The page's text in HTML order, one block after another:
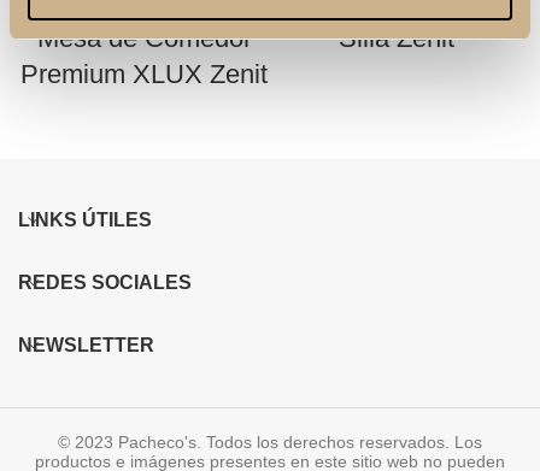
Mesa de Comedor
Premium XLUX Zenit
Silla Zenit
LINKS ÚTILES
REDES SOCIALES
NEWSLETTER
© 2023 Pacheco's. Todos los derechos reservados. Los
productos e imágenes presentes en este sitio web no pueden